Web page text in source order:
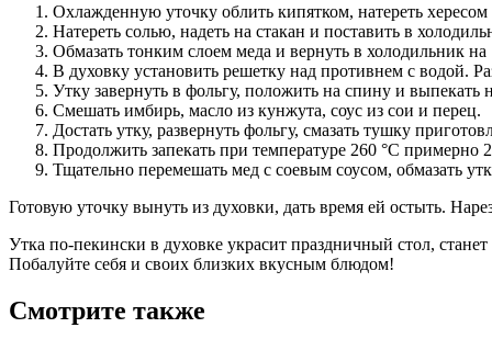
Охлажденную уточку облить кипятком, натереть хересом
Натереть солью, надеть на стакан и поставить в
Обмазать тонким слоем меда и вернуть в холодильник на
В духовку установить решетку над противнем с водой.
Утку завернуть в фольгу, положить на спину и выпекать
Смешать имбирь, масло из кунжута, соус из сои и перец.
Достать утку, развернуть фольгу, смазать тушку
Продолжить запекать при температуре 260 °C примерно
Тщательно перемешать мед с соевым соусом, обмазать
Готовую уточку вынуть из духовки, дать время ей остыть.
Утка по-пекински в духовке украсит праздничный стол,
Побалуйте себя и своих близких вкусным блюдом!
Смотрите также